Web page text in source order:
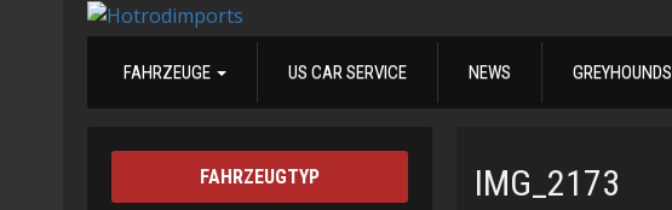
FAHRZEUGE US CAR SERVICE NEWS GREYHOUNDS
IMG_2173
FAHRZEUGTYP